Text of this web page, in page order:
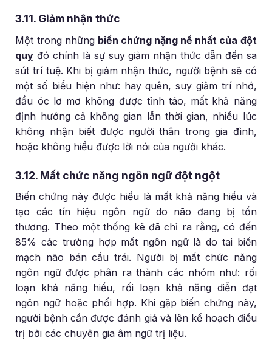
3.11. Giảm nhận thức
Một trong những biến chứng nặng nề nhất của đột
quỵ đó chính là sự suy giảm nhận thức dẫn đến sa
sút trí tuệ. Khi bị giảm nhận thức, người bệnh sẽ có
một số biểu hiện như: hay quên, suy giảm trí nhớ,
đầu óc lơ mơ không được tỉnh táo, mất khả năng
định hướng cả không gian lẫn thời gian, nhiều lúc
không nhận biết được người thân trong gia đình,
hoặc không hiểu được lời nói của người khác.
3.12. Mất chức năng ngôn ngữ đột ngột
Biến chứng này được hiểu là mất khả năng hiểu và
tạo các tín hiệu ngôn ngữ do não đang bị tổn
thương. Theo một thống kê đã chỉ ra rằng, có đến
85% các trường hợp mất ngôn ngữ là do tai biến
mạch não bán cầu trái. Người bị mất chức năng
ngôn ngữ được phân ra thành các nhóm như: rối
loạn khả năng hiểu, rối loạn khả năng diễn đạt
ngôn ngữ hoặc phối hợp. Khi gặp biến chứng này,
người bệnh cần được đánh giá và lên kế hoạch điều
trị bởi các chuyên gia âm ngữ trị liệu.